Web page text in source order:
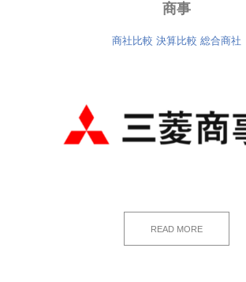
商事
商社比較 決算比較 総合商社
READ MORE